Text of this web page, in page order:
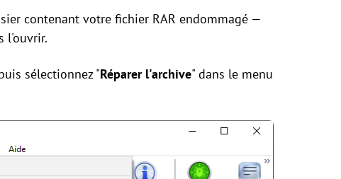
contenant votre fichier RAR endommagé —
l'ouvrir.
sélectionnez "Réparer l'archive" dans le menu